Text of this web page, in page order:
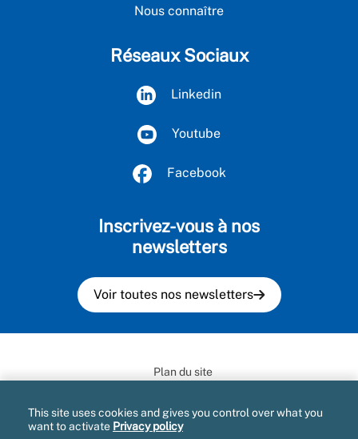
Nous connaître
Réseaux Sociaux
Linkedin
Youtube
Facebook
Inscrivez-vous à nos
newsletters
Voir toutes nos newsletters
Plan du site
Informatique et libertés
This site uses cookies and gives you control over what you
want to activate Privacy policy